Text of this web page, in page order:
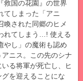
救国の花園』の世界
てしまった「アニ
喚された同郷のヒメ
れてしまう…! 使える
やし」の魔術も認め
ニス。この先のシナ
る将軍が死亡し、ヒ
を迎えることにな